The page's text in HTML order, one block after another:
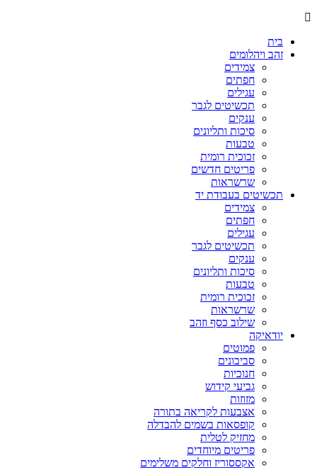
בית
זהב ויהלומים
צמידים
חפתים
עגילים
תכשיטים לגבר
ענקים
סיכות ותליונים
טבעות
זכוכית רומית
פריטים חדשים
שרשראות
תכשיטים בעבודת יד
צמידים
חפתים
עגילים
תכשיטים לגבר
ענקים
סיכות ותליונים
טבעות
זכוכית רומית
שרשראות
שילוב כסף וזהב
יודאיקה
פמוטים
סביבונים
חנוכיות
גביעי קידוש
מזוזות
אצבעות לקריאה בתורה
קופסאות בשמים להבדלה
מחזיק לטלית
פריטים מיוחדים
אקססוריז וחלקים משלימים